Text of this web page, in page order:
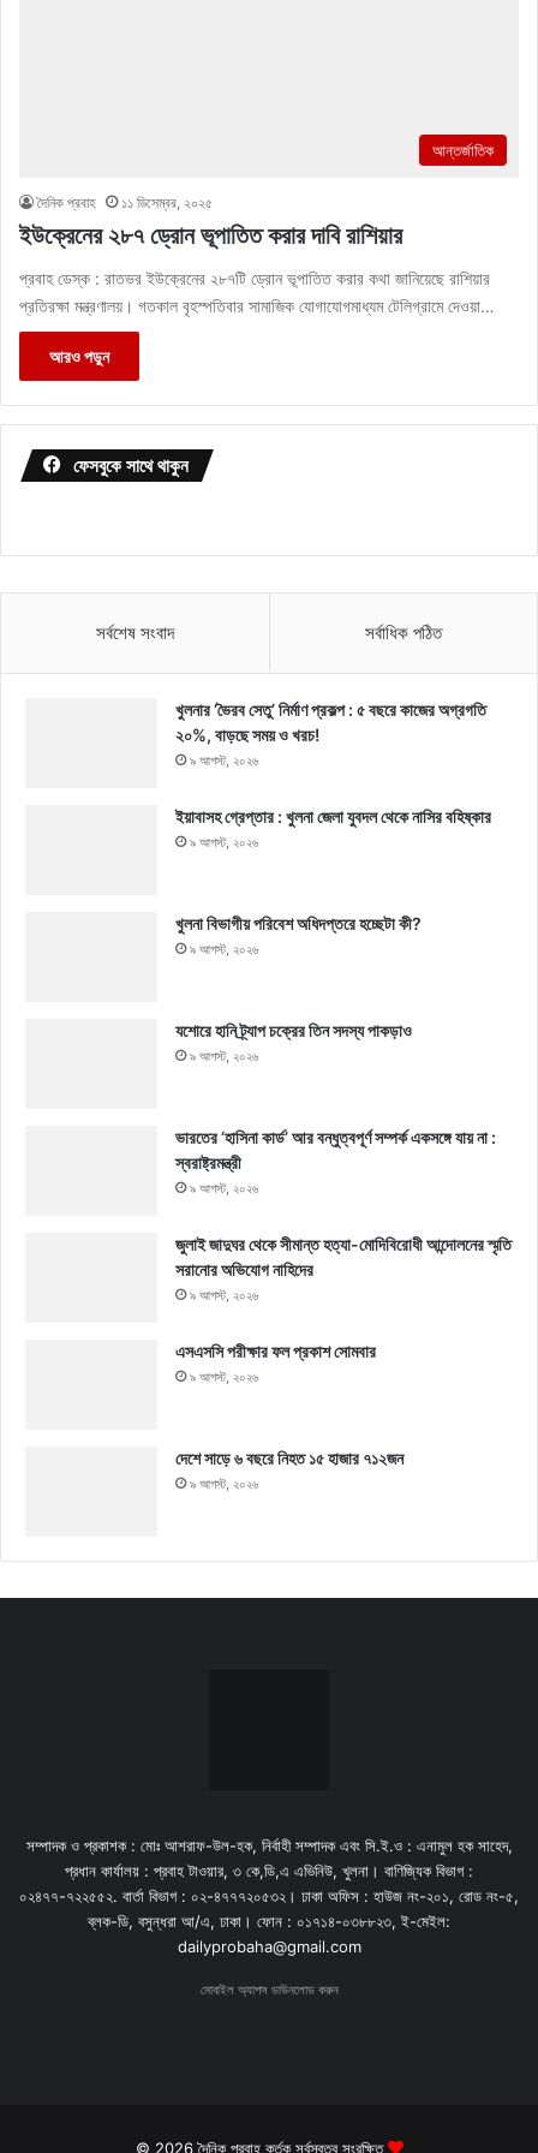
আন্তর্জাতিক
দৈনিক প্রবাহ ১১ ডিসেম্বর, ২০২৫
ইউক্রেনের ২৮৭ ড্রোন ভূপাতিত করার দাবি রাশিয়ার
প্রবাহ ডেস্ক : রাতভর ইউক্রেনের ২৮৭টি ড্রোন ভূপাতিত করার কথা জানিয়েছে রাশিয়ার
প্রতিরক্ষা মন্ত্রণালয়। গতকাল বৃহস্পতিবার সামাজিক যোগাযোগমাধ্যম টেলিগ্রামে দেওয়া…
আরও পড়ুন
ফেসবুকে সাথে থাকুন
সর্বশেষ সংবাদ সর্বাধিক পঠিত
খুলনার ‘ভৈরব সেতু’ নির্মাণ প্রকল্প : ৫ বছরে কাজের অগ্রগতি
২০%, বাড়ছে সময় ও খরচ!
৯ আগস্ট, ২০২৬
ইয়াবাসহ গ্রেপ্তার : খুলনা জেলা যুবদল থেকে নাসির বহিষ্কার
৯ আগস্ট, ২০২৬
খুলনা বিভাগীয় পরিবেশ অধিদপ্তরে হচ্ছেটা কী?
৯ আগস্ট, ২০২৬
যশোরে হানি ট্র্যাপ চক্রের তিন সদস্য পাকড়াও
৯ আগস্ট, ২০২৬
ভারতের ‘হাসিনা কার্ড’ আর বন্ধুত্বপূর্ণ সম্পর্ক একসঙ্গে যায় না :
স্বরাষ্ট্রমন্ত্রী
৯ আগস্ট, ২০২৬
জুলাই জাদুঘর থেকে সীমান্ত হত্যা-মোদিবিরোধী আন্দোলনের স্মৃতি
সরানোর অভিযোগ নাহিদের
৯ আগস্ট, ২০২৬
এসএসসি পরীক্ষার ফল প্রকাশ সোমবার
৯ আগস্ট, ২০২৬
দেশে সাড়ে ৬ বছরে নিহত ১৫ হাজার ৭১২জন
৯ আগস্ট, ২০২৬
সম্পাদক ও প্রকাশক : মোঃ আশরাফ-উল-হক, নির্বাহী সম্পাদক এবং সি.ই.ও : এনামুল হক সাহেদ,
প্রধান কার্যালয় : প্রবাহ টাওয়ার, ৩ কে,ডি,এ এভিনিউ, খুলনা। বাণিজ্যিক বিভাগ :
০২৪৭৭-৭২২৫৫২. বার্তা বিভাগ : ০২-৪৭৭৭২০৫৩২। ঢাকা অফিস : হাউজ নং-২০১, রোড নং-৫,
ব্লক-ডি, বসুন্ধরা আ/এ, ঢাকা। ফোন : ০১৭১৪-০৩৮৮২৩, ই-মেইল:
dailyprobaha@gmail.com
মোবাইল অ্যাপস ডাউনলোড করুন
© 2026 দৈনিক প্রবাহ কর্তৃক সর্বস্বত্ব সংরক্ষিত